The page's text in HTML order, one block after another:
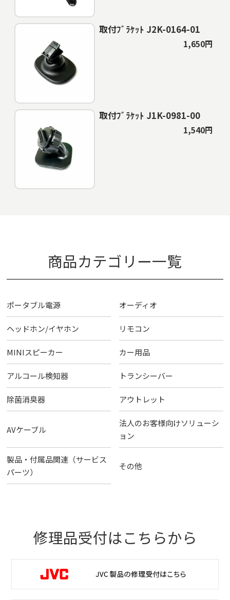
取付ﾌﾞﾗｹｯﾄ J2K-0164-01
1,650円
取付ﾌﾞﾗｹｯﾄ J1K-0981-00
1,540円
商品カテゴリー一覧
ポータブル電源 オーディオ
ヘッドホン/イヤホン リモコン
MINIスピーカー カー用品
アルコール検知器 トランシーバー
除菌消臭器 アウトレット
AVケーブル
法人のお客様向けソリューシ
ョン
製品・付属品関連（サービス
パーツ）
その他
修理品受付はこちらから